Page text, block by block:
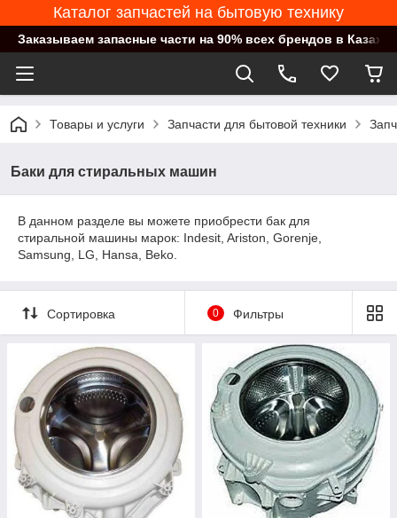
Каталог запчастей на бытовую технику
Заказываем запасные части на 90% всех брендов в
Товары и услуги Запчасти для бытовой техники
Баки для стиральных машин
В данном разделе вы можете приобрести бак для
стиральной машины марок: Indesit, Ariston, Gorenje,
Samsung, LG, Hansa, Beko.
Сортировка 0 Фильтры